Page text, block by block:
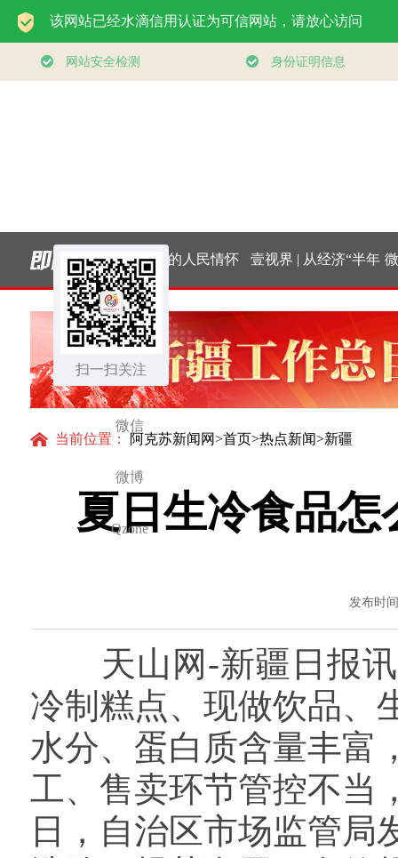
扫一扫关注
微信
微博
Qzone
你｜太行山上
新愚公
总书记的人民情怀
｜“扎扎实实建设现
代化产业体系”
壹视界 | 从经济“半年
报”，看“十五五”稳健
开局
微
当前位置： 阿克苏新闻网>首页>热点新闻>新疆
夏日生冷食品怎
发布时
天山网-新疆日报讯
冷制糕点、现做饮品、
水分、蛋白质含量丰富
工、售卖环节管控不当
日，自治区市场监管局